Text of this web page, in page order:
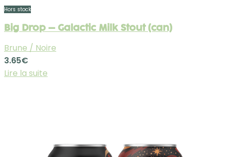
Hors stock
Big Drop – Galactic Milk Stout (can)
Brune / Noire
3.65€
Lire la suite